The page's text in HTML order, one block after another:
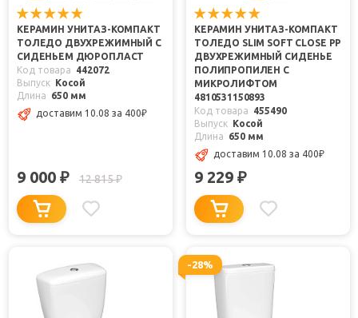
КЕРАМИН УНИТАЗ-КОМПАКТ
ТОЛЕДО ДВУХРЕЖИМНЫЙ С
СИДЕНЬЕМ ДЮРОПЛАСТ
Код товара
442072
Выпуск Косой
Длина
650 мм
доставим 10.08 за 400₽
9 000 ₽ 12 815₽
КЕРАМИН УНИТАЗ-КОМПАКТ
ТОЛЕДО SLIM SOFT CLOSE PP
ДВУХРЕЖИМНЫЙ СИДЕНЬЕ
ПОЛИПРОПИЛЕН С
МИКРОЛИФТОМ
4810531150893
Код товара
455490
Выпуск Косой
Длина
650 мм
доставим 10.08 за 400₽
9 229 ₽
-28%